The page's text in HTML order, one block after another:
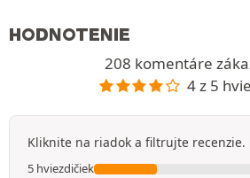
HODNOTENIE
208 komentáre
4 z 5
Kliknite na riadok a filtrujte recenzie.
5 hviezdičiek